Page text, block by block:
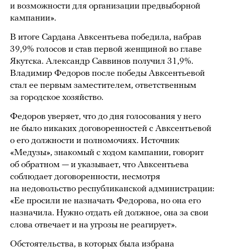
и возможности для организации предвыборной
кампании».
В итоге Сардана Авксентьева победила, набрав
39,9% голосов и став первой женщиной во главе
Якутска. Александр Саввинов получил 31,9%.
Владимир Федоров после победы Авксентьевой
стал ее первым заместителем, ответственным
за городское хозяйство.
Федоров уверяет, что до дня голосования у него
не было никаких договоренностей с Авксентьевой
о его должности и полномочиях. Источник
«Медузы», знакомый с ходом кампании, говорит
об обратном — и указывает, что Авксентьева
соблюдает договоренности, несмотря
на недовольство республиканской администрации:
«Ее просили не назначать Федорова, но она его
назначила. Нужно отдать ей должное, она за свои
слова отвечает и на угрозы не реагирует».
Обстоятельства, в которых была избрана